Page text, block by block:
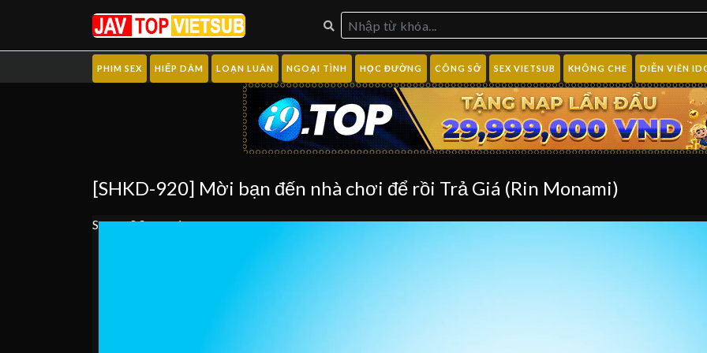
PHIM SEX HIẾP DÂM LOẠN LUÂN NGOẠI TÌNH HỌC ĐƯỜNG CÔNG SỞ SEX VIETSUB KHÔNG CHE DIỄN VIÊN
[SHKD-920] Mời bạn đến nhà chơi để rồi Trả Giá (Rin Monami)
Server 0Server 1